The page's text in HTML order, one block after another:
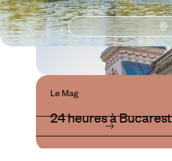
Le Mag
24 heures à Bucarest